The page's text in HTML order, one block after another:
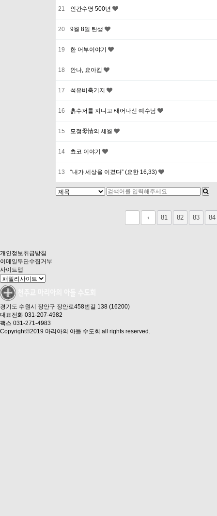
21 인간수명 500년
20 9월 8일 탄생
19 한 어부이야기
18 안나, 요아킴
17 석유비축기지
16 흙수저를 지니고 태어나신 예수님
15 모정母情의 세월
14 쵸코 이야기
13 “내가 세상을 이겼다” (요한 16,33)
81 82 83 84
개인정보취급방침
이메일무단수집거부
사이트맵
경기도 수원시 장안구 장안로458번길 138 (16200)
대표전화 031-207-4982
팩스 031-271-4983
Copyright©2019 마리아의 아들 수도회 all rights reserved.